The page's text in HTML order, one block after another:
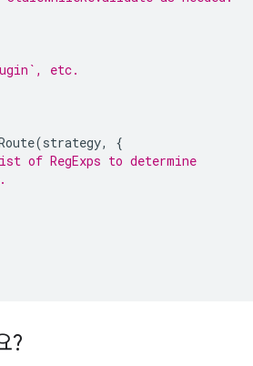
etc.
(strategy,
{
of RegExps to determine
?